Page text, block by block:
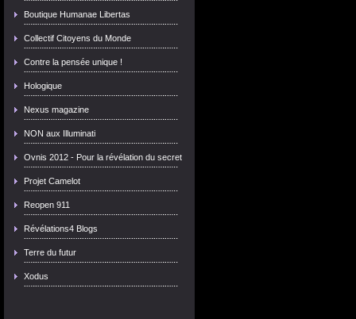
Boutique Humanae Libertas
Collectif Citoyens du Monde
Contre la pensée unique !
Hologique
Nexus magazine
NON aux Illuminati
Ovnis 2012 - Pour la révélation du secret
Projet Camelot
Reopen 911
Révélations4 Blogs
Terre du futur
Xodus